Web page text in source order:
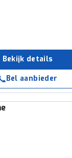
Bekijk details
Bel aanbieder